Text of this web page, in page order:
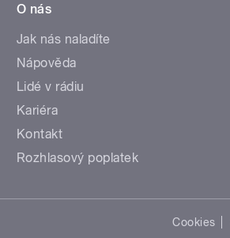
O nás
Jak nás naladíte
Nápověda
Lidé v rádiu
Kariéra
Kontakt
Rozhlasový poplatek
Cookies